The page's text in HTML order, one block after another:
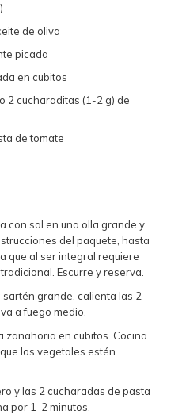
de oliva
picada
en cubitos
2 cucharaditas (1-2 g) de
de tomate
con sal en una olla grande y
del paquete, hasta
que al ser integral requiere
Escurre y reserva.
grande, calienta las 2
a fuego medio.
zanahoria en cubitos. Cocina
los vegetales estén
y las 2 cucharadas de pasta
por 1-2 minutos,